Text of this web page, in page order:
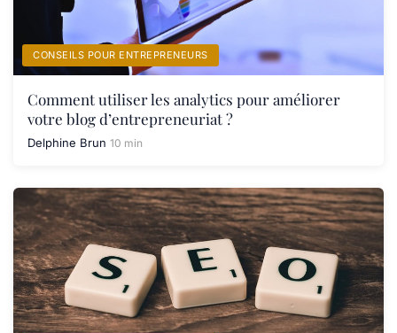
CONSEILS POUR ENTREPRENEURS
Comment utiliser les analytics pour améliorer
votre blog d’entrepreneuriat ?
Delphine Brun 10 min